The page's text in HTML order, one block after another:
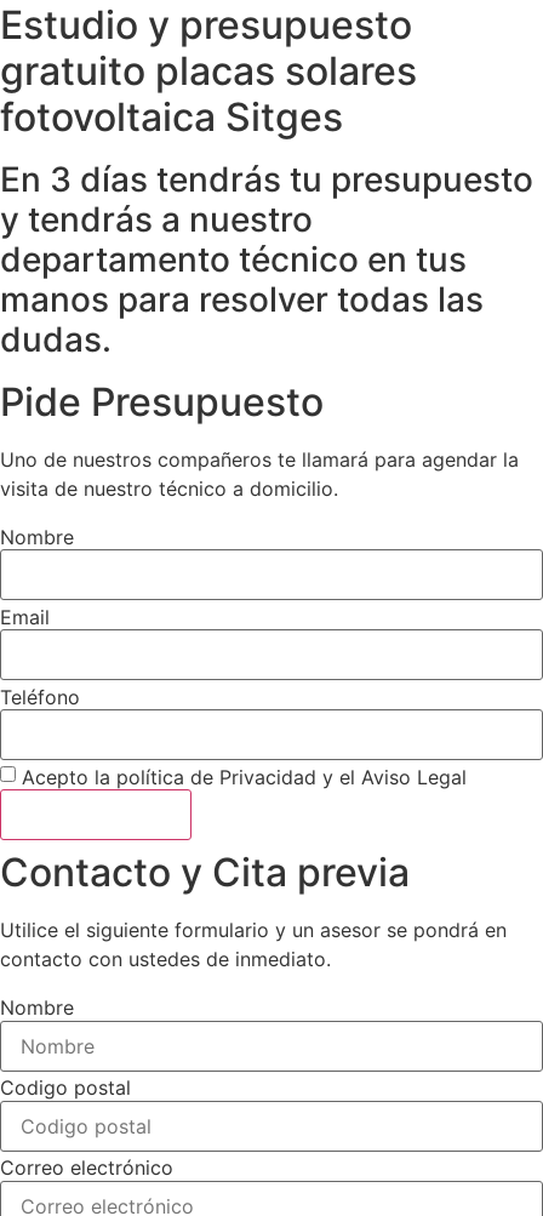
Estudio y presupuesto
gratuito placas solares
fotovoltaica Sitges
En 3 días tendrás tu presupuesto
y tendrás a nuestro
departamento técnico en tus
manos para resolver todas las
dudas.
Pide Presupuesto
Uno de nuestros compañeros te llamará para agendar la
visita de nuestro técnico a domicilio.
Nombre
Email
Teléfono
Acepto la política de Privacidad y el Aviso Legal
Contacto y Cita previa
Utilice el siguiente formulario y un asesor se pondrá en
contacto con ustedes de inmediato.
Nombre
Codigo postal
Correo electrónico